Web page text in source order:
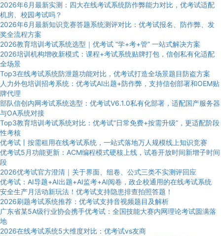
2026年6月最新实测：四大在线考试系统防作弊能力对比，优考试适配
机房、校园考试吗？
2026年6月最新知识竞赛答题系统测评对比：优考试报名、防作弊、发
奖全流程方案
2026教育培训考试系统选型｜优考试 “学+考+管” 一站式解决方案
2026培训机构增收新模式：课程+考试系统贴牌打包，信创私有化适配
全场景
Top3在线考试系统防泄题功能对比，优考试打造全场景题目防盗方案
人力外包培训招考系统：优考试AI出题+防作弊，支持信创部署和OEM贴
牌代理
部队信创内网考试系统选型：优考试V6.1.0私有化部署，适配国产服务器
与OA系统对接
Top3教育培训考试系统对比：优考试“日常免费+按需升级”，更适配阶段
性考核
优考试丨按需租用在线考试系统，一站式落地万人规模线上知识竞赛
优考试5月功能更新：ACM编程模式硬核上线，试卷开放时间新增子时间
段
2026优考试官方澄清｜关于界面、组卷、公式三类不实测评回应
优考试：AI导题+AI出题+AI监考+AI阅卷，政企校通用的在线考试系统
安全生产月活动新玩法！优考试支持隐患排查拍照答题！
2026刷题考试系统推荐：优考试支持音视频题目及解析
广东省某5A级行业协会携手优考试：全国技能大赛内网理论考试圆满落
地
2026在线考试系统5大维度对比：优考试vs友商